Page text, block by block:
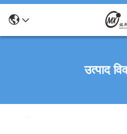
उत्पाद